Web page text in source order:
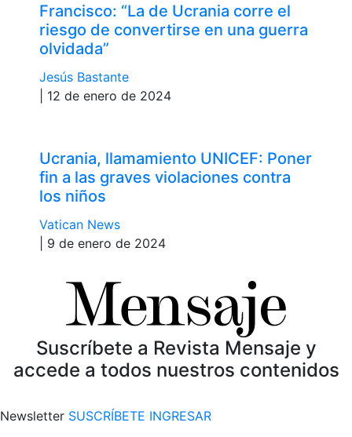
Francisco: “La de Ucrania corre el
riesgo de convertirse en una guerra
olvidada”
Jesús Bastante
| 12 de enero de 2024
Ucrania, llamamiento UNICEF: Poner
fin a las graves violaciones contra
los niños
Vatican News
| 9 de enero de 2024
Suscríbete a Revista Mensaje y
accede a todos nuestros contenidos
Newsletter SUSCRÍBETE INGRESAR